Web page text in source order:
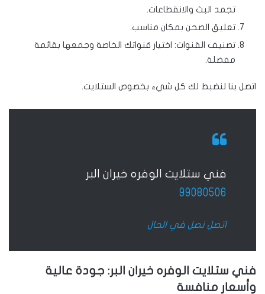
تجمد البث والانقطاعات.
تعليق الصحن بمكان مناسب.
تصنيف القنوات: اختيار قنواتك الخاصة وجمعها بقائمة
مفضلة.
اتصل بنا لنضبط لك كل شيء بخصوص الستلايت.
فني ستلايت الوفره خيران البر
99080506
اتصل نصل في الحال
فني ستلايت الوفره خيران البر: جودة عالية
وأسعار منافسة